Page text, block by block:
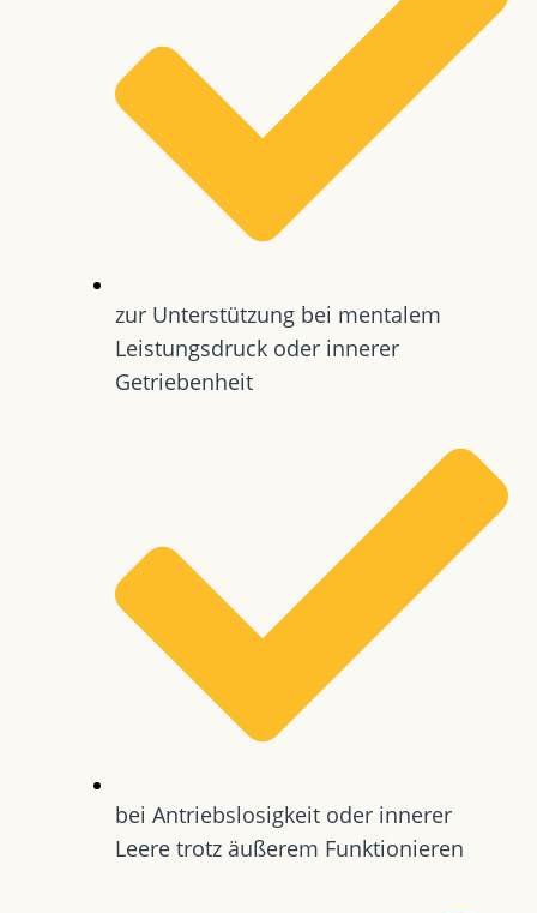
zur Unterstützung bei mentalem
Leistungsdruck oder innerer
Getriebenheit
bei Antriebslosigkeit oder innerer
Leere trotz äußerem Funktionieren